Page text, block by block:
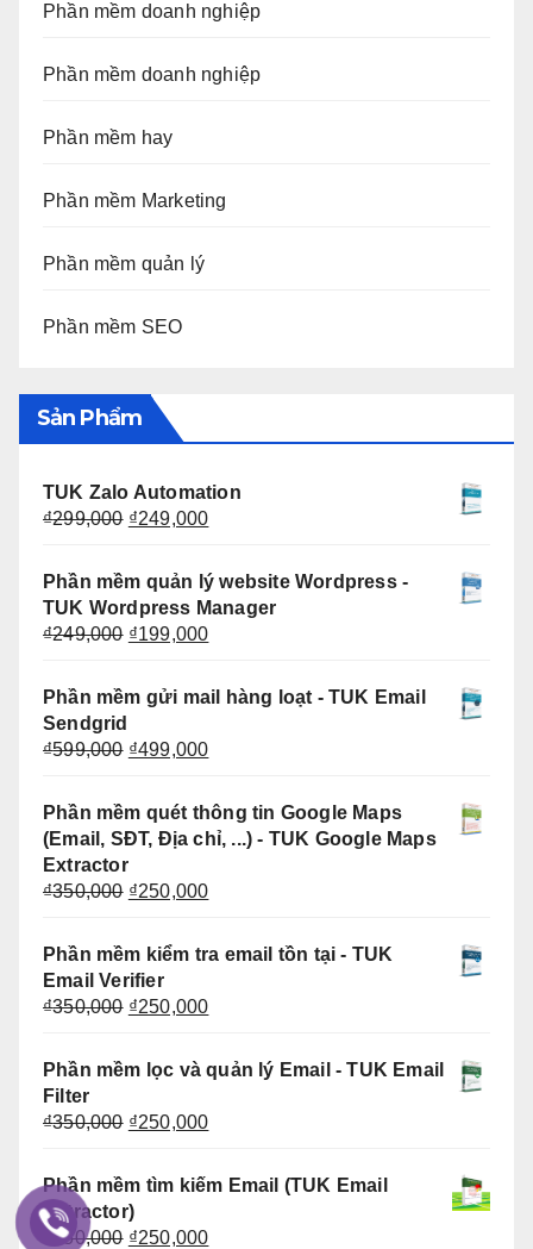
Phần mềm doanh nghiệp
Phần mềm doanh nghiệp
Phần mềm hay
Phần mềm Marketing
Phần mềm quản lý
Phần mềm SEO
Sản Phẩm
TUK Zalo Automation
₫299,000 Giá
₫299,000.
₫249,000Giá
tại
là:
₫249,000.
Phần mềm quản lý website Wordpress -
TUK Wordpress Manager
₫249,000 Giá
₫249,000.
₫199,000Giá
tại
Phần mềm gửi mail hàng loạt - TUK Email
Sendgrid
₫599,000 Giá
₫599,000.
₫499,000Giá
tại
là:
₫499,000.
Phần mềm quét thông tin Google Maps
(Email, SĐT, Địa chỉ, ...) - TUK Google Maps
Extractor
₫350,000 Giá
là:
₫350,000.
₫250,000Giá
Phần mềm kiểm tra email tồn tại - TUK
Email Verifier
₫350,000 Giá
là:
₫350,000.
₫250,000Giá
là:
Phần mềm lọc và quản lý Email - TUK Email
Filter
₫350,000 Giá
₫350,000.
₫250,000Giá
Phần mềm tìm kiếm Email (TUK Email
Extractor)
₫350,000 Giá
₫250,000Giá